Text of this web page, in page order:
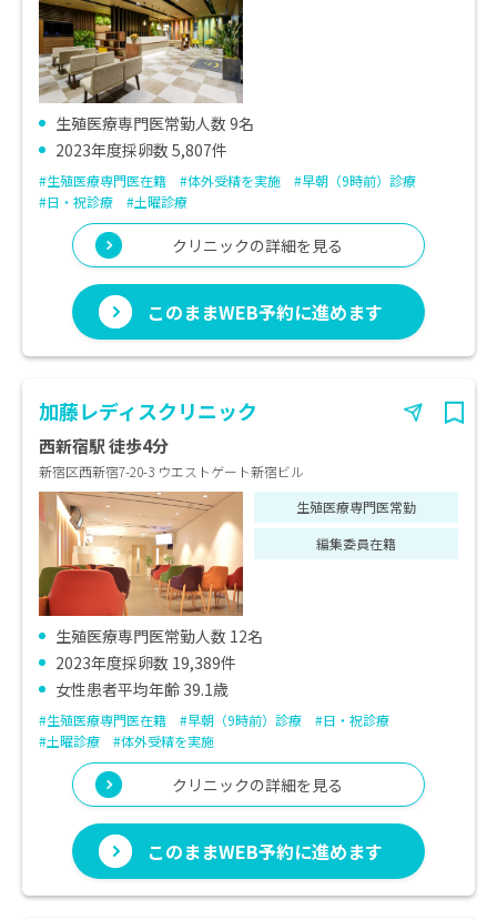
生殖医療専門医常勤人数 9名
2023年度採卵数 5,807件
#生殖医療専門医在籍 #体外受精を実施
#早朝（9時前）診療
#日・祝診療
#土曜診療
クリニックの詳細を見る
このままWEB予約に進めます
加藤レディスクリニック
西新宿駅 徒歩4分
新宿区西新宿7-20-3 ウエストゲート新宿ビル
生殖医療専門医常勤
編集委員在籍
生殖医療専門医常勤人数 12名
2023年度採卵数 19,389件
女性患者平均年齢 39.1歳
#生殖医療専門医在籍 #早朝（9時前）診療
#日・祝診療
#土曜診療
#体外受精を実施
クリニックの詳細を見る
このままWEB予約に進めます